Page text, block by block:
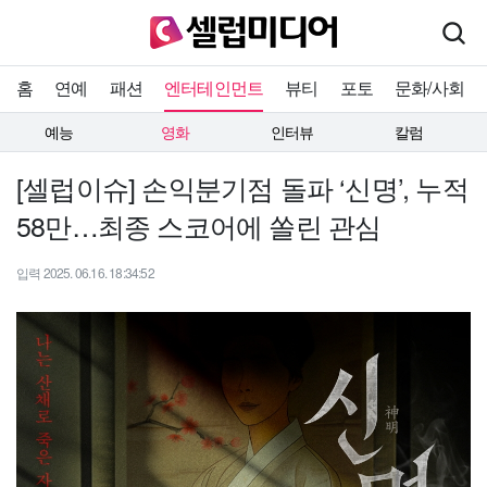
홈 연예 패션 엔터테인먼트 뷰티 포토 문화/사회
예능 영화 인터뷰 칼럼
[셀럽이슈] 손익분기점 돌파 ‘신명’, 누적
58만…최종 스코어에 쏠린 관심
입력 2025. 06.16. 18:34:52